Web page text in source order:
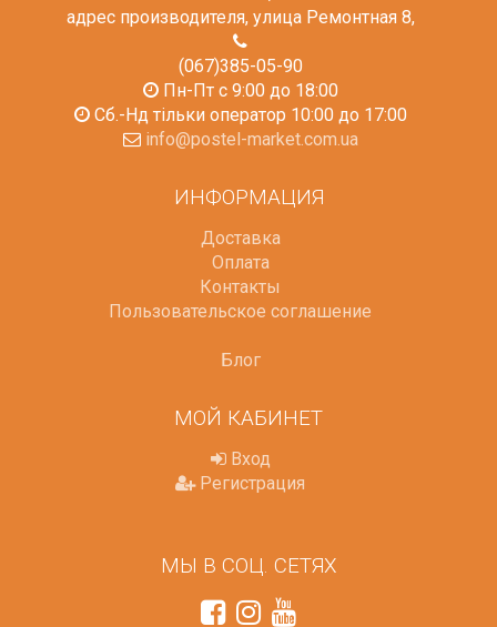
адрес производителя, улица Ремонтная 8,
(067)385-05-90
Пн-Пт с 9:00 до 18:00
Сб.-Нд тільки оператор 10:00 до 17:00
info@postel-market.com.ua
ИНФОРМАЦИЯ
Доставка
Оплата
Контакты
Пользовательское соглашение
Блог
МОЙ КАБИНЕТ
Вход
Регистрация
МЫ В СОЦ. СЕТЯХ